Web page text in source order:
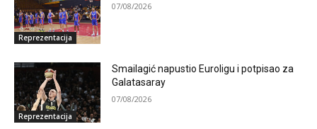
Reprezentacija
07/08/2026
Reprezentacija
Smailagić napustio Euroligu i potpisao za
Galatasaray
07/08/2026